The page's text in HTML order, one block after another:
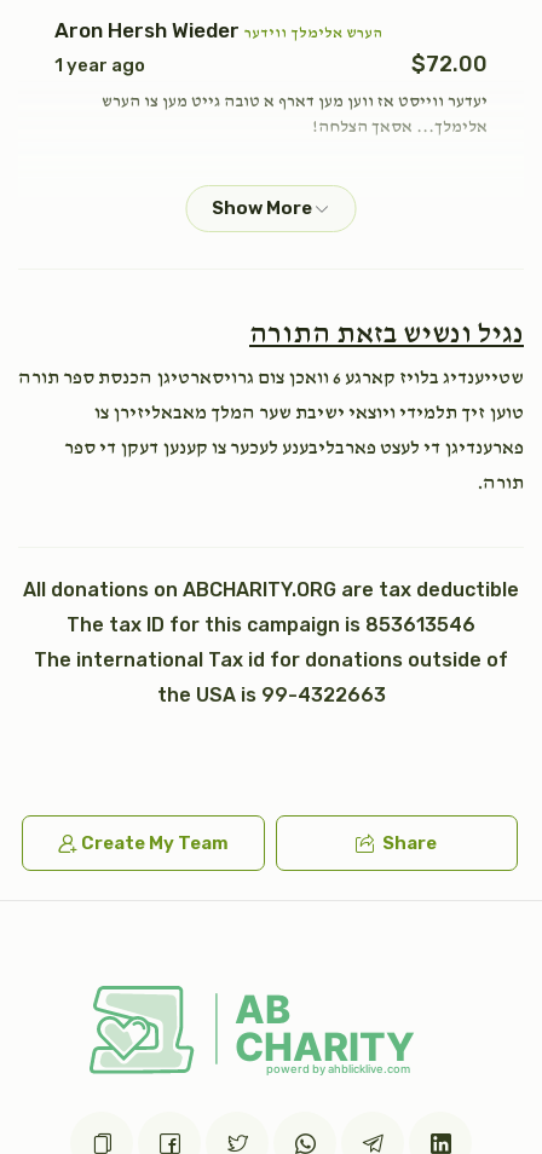
$1,800.00
פנחס
$1,800.00
נצבים (פרשת התשובה)
וילך וזאת הברכה (ברכת משה רבינו)
Sold
כתר תורה כתונת (2)
עצי חיים (2) טס כסף
$1,200.00
יד כסף
$2,500.00
Aron Hersh Wieder הערש אלימלך ווידער
1 year ago $72.00
יעדער ווייסט אז ווען מען דארף א טובה גייט מען צו הערש
אלימלך... אסאך הצלחה!
Mayer Gelbmanהערש אלימלך ווידער
$120.00
$120.00
1 year ago $180.00
Pesach Kohnהערש אלימלך ווידער
נגיל ונשיש בזאת התורה
שטייענדיג בלויז קארגע 6 וואכן צום גרויסארטיגן הכנסת ספר תורה
טוען זיך תלמידי ויוצאי ישיבת שער המלך מאבאליזירן צו
פארענדיגן די לעצט פארבליבענע לעכער צו קענען דעקן די ספר
תורה.
All donations on ABCHARITY.ORG are tax deductible
The tax ID for this campaign is 853613546
The international Tax id for donations outside of
the USA is 99-4322663
Create My Team Share